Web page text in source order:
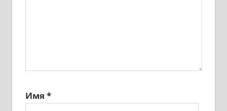
Имя *